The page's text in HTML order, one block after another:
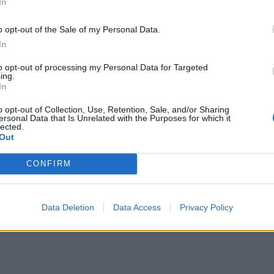
opt-out of the Sale of my Personal Data.
opt-out of processing my Personal Data for Targeted
opt-out of Collection, Use, Retention, Sale, and/or Sharing
Data that Is Unrelated with the Purposes for which it
CONFIRM
Data Deletion Data Access Privacy Policy
2026
προβλήματα σε πολλές περιοχές